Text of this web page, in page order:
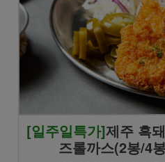
[일주일특가]제주 흑
즈롤까스(2봉/4